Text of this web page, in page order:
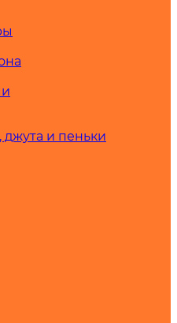
джута и пеньки